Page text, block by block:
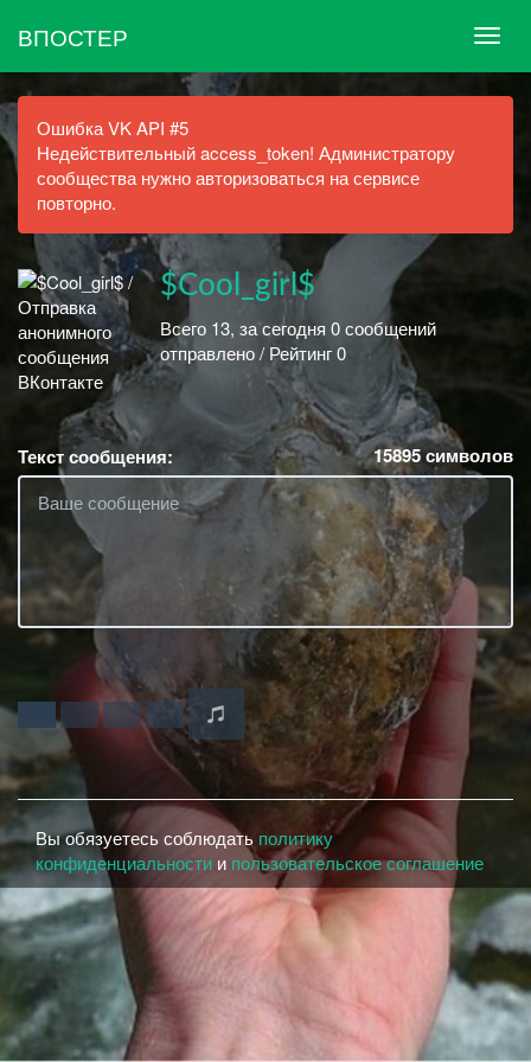
ВПОСТЕР
Ошибка VK API #5
Недействительный access_token! Администратору
сообщества нужно авторизоваться на сервисе
повторно.
$Cool_girl$
Всего 13, за сегодня 0 сообщений
отправлено / Рейтинг 0
Текст сообщения: 15895символов
Вы обязуетесь соблюдать политику
конфиденциальности и пользовательское соглашение